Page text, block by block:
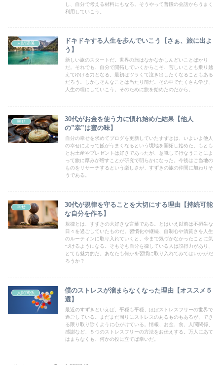
し、自分で考える材料にもなる。そうやって普段の会話からうまく
利用していこう。
人間関係
ドキドキする人生を歩んでいこう【さぁ、旅に出よ
う】
新しい旅のスタートだ。世界の旅はなかなかしんどいことばかり
だ。それでも、自分で開拓していくからこそ、苦しいことも乗り越
えてゆける力となる。最初はツラくて泣き出したくなることもある
だろう。しかしそんなことは当たり前だ。その中でたくさん学び、
人生の糧にしていこう。そのために旅を始めたのだから。
幸せ
30代がお金を使う力に慣れ始めた結果【他人
の”幸”は蜜の味】
自分の幸せを求めてブログを更新していたすずきは、いよいよ他人
の幸せによって飯がうまくなるという境地を開拓し始めた。もとも
とお土産やプレゼントは好きであったが、意識して行なうことによ
って旅に厚みが増すことが研究で明らかになった。今後はご当地の
ものをリサーチするという楽しさが、すずきの旅の仲間に加わりそ
うである。
幸せ
30代が規律を守ることを大切にする理由【持続可能
な自分を作る】
規律とは、すずきの大好きな言葉である。とはいえ以前は不摂生な
日々を過ごしていたものだ。習慣化や継続、自制心や清貧さを人生
のルーティンに取り入れていくと、今まで気づかなかったことに気
づけるようになる。そもそも自分を律している人は説得力があり、
とても魅力的だ。あなたも何かを習慣に取り入れてみてはいかがだ
ろうか？
人間関係
僕のストレスが溜まらなくなった理由【オススメ５
選】
最近のすずきといえば、平穏も平穏、ほぼストレスフリーの世界で
過ごしている。まだまだ周りにストレスのあるものもあるが、でき
る限り取り除くように心がけている。情報、お金、食、人間関係、
感謝など、５つのストレスフリーの方法をお伝えする。万人にあて
はまらなくも、何かの役に立てば幸いだ。